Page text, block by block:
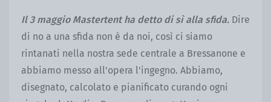
Il 3 maggio Mastertent ha detto di sì alla sfida. Dire
di no a una sfida non è da noi, così ci siamo
rintanati nella nostra sede centrale a Bressanone e
abbiamo messo all'opera l'ingegno. Abbiamo,
disegnato, calcolato e pianificato curando ogni